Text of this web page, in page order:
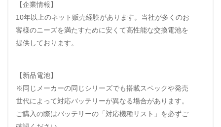
【企業情報】
10年以上のネット贩売経験があります。当社が多くのお
客様のニーズを満たすために安くて高性能な交換電池を
提供しております。
【新品電池】
※同じメーカーの同じシリーズでも搭載スペックや発売
世代によって対応バッテリーが異なる場合があります。
ご購入の際はバッテリーの「対応機種リスト」を必ずご